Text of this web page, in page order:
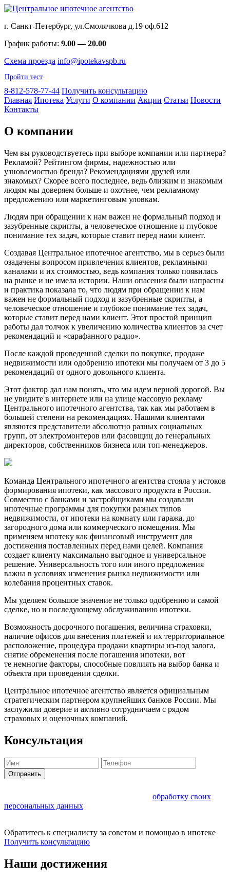
г. Санкт-Петербург, ул.Смолячкова д.19 оф.612
График работы: 9.00 — 20.00
Схема проезда info@ipotekavspb.ru
Пройти тест
8-812-578-77-44 Получить консультацию
Главная Ипотека Услуги О компании Акции Статьи Новости
Контакты
О компании
Чем вы руководствуетесь при выборе компании или партнера?
Рекламой? Рейтингом фирмы, надежностью или
узноваемостью бренда? Рекомендациями друзей или
знакомых? Скорее всего последнее, ведь близким и знакомым
людям мы доверяем больше и охотнее, чем рекламному
предложению или маркетинговым уловкам.
Людям при обращении к нам важен не формальный подход и
зазубренные скрипты, а человеческое отношение и глубокое
понимание тех задач, которые ставит перед нами клиент.
Создавая Центральное ипотечное агентство, мы в серьез были
озадачены вопросом привлечения клиентов, рекламными
каналами и их стоимостью, ведь компания только появилась
на рынке и не имела истории. Наши опасения были напрасны
и практика показала то, что людям при обращении к нам
важен не формальный подход и зазубренные скрипты, а
человеческое отношение и глубокое понимание тех задач,
которые ставит перед нами клиент. Этот простой принцип
работы дал толчок к увеличению количества клиентов за счет
рекомендаций и «сарафанного радио».
После каждой проведенной сделки по покупке, продаже
недвижимости или одобрению ипотеки мы получаем от 3 до 5
рекомендаций от одного довольного клиента.
Этот фактор дал нам понять, что мы идем верной дорогой. Вы
не увидите в интернете или на улице массовую рекламу
Центрального ипотечного агентства, так как мы работаем в
большей степени на рекомендациях. Нашими клиентами
являются представители абсолютно разных социальных
групп, от электромонтеров или фасовщиц до генеральных
директоров, собственников бизнеса или топ-менеджеров.
Команда Центрального ипотечного агентства стояла у истоков
формирования ипотеки, как массового продукта в России.
Совместно с банками и застройщиками мы создавали
ипотечные программы для покупки разных типов
недвижимости, от ипотеки на комнату или гаража, до
загородного дома или коммерческого помещения. Мы
применяем ипотеку как финансовый инструмент для
достижения поставленных перед нами целей. Компания
создает клиенту максимально выгодное и универсальное
решение. Универсальность того или иного предложения
важна в условиях изменения рынка недвижимости или
колебания процентных ставок.
Мы уделяем большое значение не только одобрению и самой
сделке, но и последующему обслуживанию ипотеки.
Возможность досрочного погашения, величина страховки,
наличие офисов для внесения платежей и их территориальное
расположение, процедура продажи квартиры из-под залога,
снятие обременения после погашения ипотеки, вот
те немногие факторы, способные повлиять на выбор банка и
объекта при проведении сделки.
Центральное ипотечное агентство является официальным
стратегическим партнером крупнейших банков России. Мы
заслужили доверие и активно сотрудничаем с рядом
страховых и оценочных компаний.
Консультация
Отправить
обработку своих
персональных данных
Обратитесь к специалисту за советом и помощью в ипотеке
Получить консультацию
Наши достижения